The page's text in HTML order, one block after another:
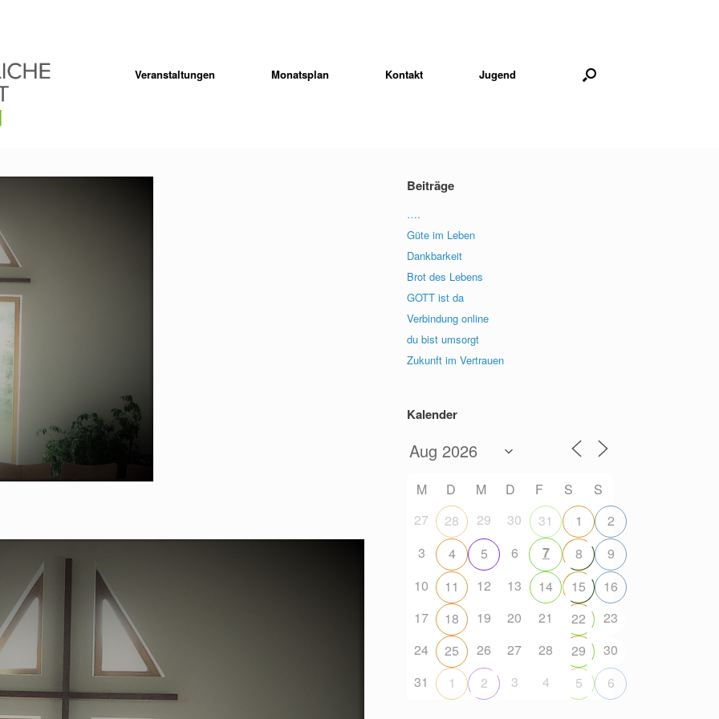
Veranstaltungen Monatsplan Kontakt Jugend
Beiträge
….
Güte im Leben
Dankbarkeit
Brot des Lebens
GOTT ist da
Verbindung online
du bist umsorgt
Zukunft im Vertrauen
Kalender
M D M D F S
S
27
28 29 30 31 1
2
3
4 5 6 7 8
9
10
11 12 13 14 15
16
17
18 19 20 21 22
23
24
25 26 27 28 29
30
31
1 2 3 4 5 6